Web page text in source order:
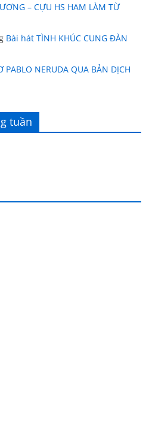
– CỰU HS HAM LÀM TỪ
Bài hát TÌNH KHÚC CUNG ĐÀN
PABLO NERUDA QUA BẢN DỊCH
tuần